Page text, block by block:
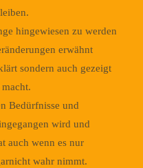
hingewiesen zu werden
erwähnt
sondern auch gezeigt
Bedürfnisse und
wird und
auch wenn es nur
wahr nimmt.